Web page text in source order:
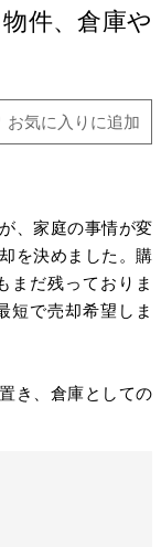
件、倉庫や
、家庭の事情が変
を決めました。購
まだ残っておりま
短で売却希望しま
き、倉庫としての